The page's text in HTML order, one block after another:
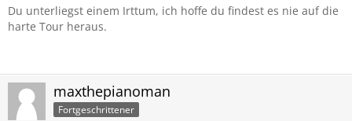
Du unterliegst einem Irttum, ich hoffe du findest es nie auf die
harte Tour heraus.
maxthepianoman
Fortgeschrittener